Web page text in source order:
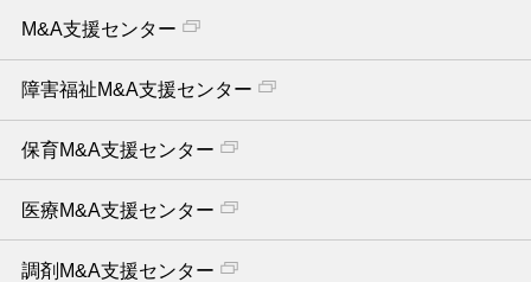
M&A支援センター
障害福祉M&A支援センター
保育M&A支援センター
医療M&A支援センター
調剤M&A支援センター